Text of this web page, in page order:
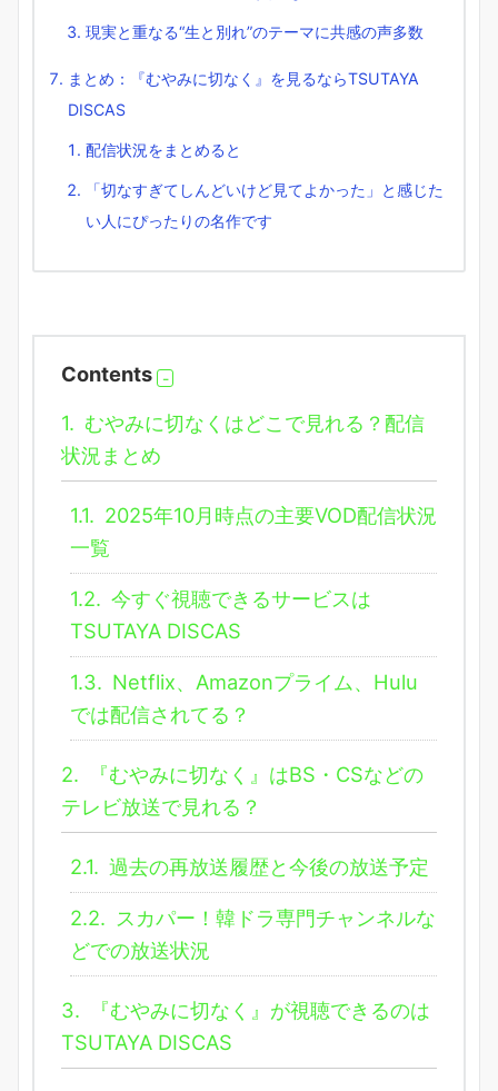
現実と重なる“生と別れ”のテーマに共感の声多数
まとめ：『むやみに切なく』を見るならTSUTAYA
DISCAS
配信状況をまとめると
「切なすぎてしんどいけど見てよかった」と感じた
い人にぴったりの名作です
Contents
1. むやみに切なくはどこで見れる？配信
状況まとめ
1.1. 2025年10月時点の主要VOD配信状況
一覧
1.2. 今すぐ視聴できるサービスは
TSUTAYA DISCAS
1.3. Netflix、Amazonプライム、Hulu
では配信されてる？
2.
『むやみに切なく』はBS・CSなどの
テレビ放送で見れる？
2.1. 過去の再放送履歴と今後の放送予定
2.2. スカパー！韓ドラ専門チャンネルな
どでの放送状況
3.
『むやみに切なく』が視聴できるのは
TSUTAYA DISCAS